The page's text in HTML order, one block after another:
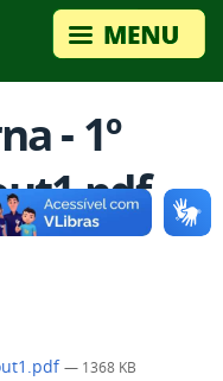
- 1º
— 1368 KB